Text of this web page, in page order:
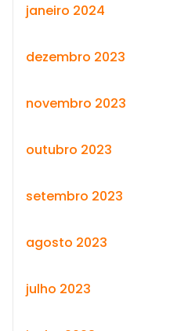
janeiro 2024
dezembro 2023
novembro 2023
outubro 2023
setembro 2023
agosto 2023
julho 2023